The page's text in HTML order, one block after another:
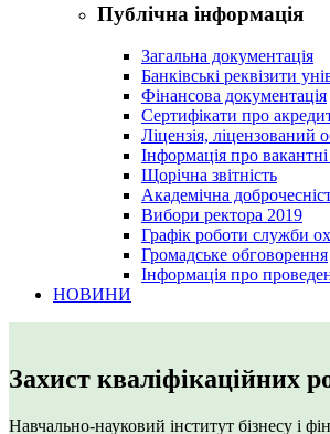
Публічна інформація
Загальна документація
Банківські реквізити
Фінансова документація
Сертифікати про
Ліцензія, ліцензований
Інформація про
Щорічна звітність
Академічна
Вибори ректора 2019
Графік роботи служби
Громадське обговорення
Інформація про
НОВИНИ
Захист кваліфікаційних
Навчально-науковий інститут бізнесу і